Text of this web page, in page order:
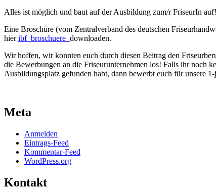
Alles ist möglich und baut auf der Ausbildung zum/r FriseurIn auf!
Eine Broschüre (vom Zentralverband des deutschen
hieribf_broschuere downloaden.
Wir hoffen, wir konnten euch durch diesen Beitrag den
die Bewerbungen an die Friseurunternehmen los! Falls ihr noch
Ausbildungsplatz gefunden habt, dann bewerbt euch für unsere
Meta
Anmelden
Eintrags-Feed
Kommentar-Feed
WordPress.org
Kontakt